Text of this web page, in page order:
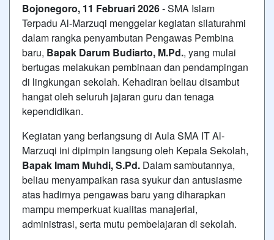
Bojonegoro, 11 Februari 2026- SMA Islam
Terpadu Al-Marzuqi menggelar kegiatan silaturahmi
dalam rangka penyambutan Pengawas Pembina
baru, Bapak Darum Budiarto, M.Pd., yang mulai
bertugas melakukan pembinaan dan pendampingan
di lingkungan sekolah. Kehadiran beliau disambut
hangat oleh seluruh jajaran guru dan tenaga
kependidikan.
Kegiatan yang berlangsung di Aula SMA IT Al-
Marzuqi ini dipimpin langsung oleh Kepala Sekolah,
Bapak Imam Muhdi, S.Pd. Dalam sambutannya,
beliau menyampaikan rasa syukur dan antusiasme
atas hadirnya pengawas baru yang diharapkan
mampu memperkuat kualitas manajerial,
administrasi, serta mutu pembelajaran di sekolah.